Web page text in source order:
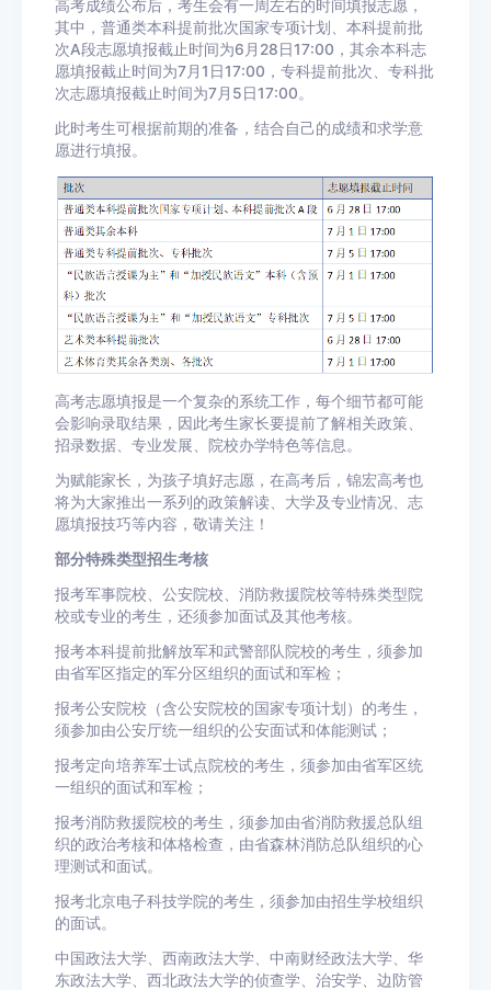
高考成绩公布后，考生会有一周左右的时间填报志愿，
其中，普通类本科提前批次国家专项计划、本科提前批
次A段志愿填报截止时间为6月28日17:00，其余本科志
愿填报截止时间为7月1日17:00，专科提前批次、专科批
次志愿填报截止时间为7月5日17:00。
此时考生可根据前期的准备，结合自己的成绩和求学意
愿进行填报。
高考志愿填报是一个复杂的系统工作，每个细节都可能
会影响录取结果，因此考生家长要提前了解相关政策、
招录数据、专业发展、院校办学特色等信息。
为赋能家长，为孩子填好志愿，在高考后，锦宏高考也
将为大家推出一系列的政策解读、大学及专业情况、志
愿填报技巧等内容，敬请关注！
部分特殊类型招生考核
报考军事院校、公安院校、消防救援院校等特殊类型院
校或专业的考生，还须参加面试及其他考核。
报考本科提前批解放军和武警部队院校的考生，须参加
由省军区指定的军分区组织的面试和军检；
报考公安院校（含公安院校的国家专项计划）的考生，
须参加由公安厅统一组织的公安面试和体能测试；
报考定向培养军士试点院校的考生，须参加由省军区统
一组织的面试和军检；
报考消防救援院校的考生，须参加由省消防救援总队组
织的政治考核和体格检查，由省森林消防总队组织的心
理测试和面试。
报考北京电子科技学院的考生，须参加由招生学校组织
的面试。
中国政法大学、西南政法大学、中南财经政法大学、华
东政法大学、西北政法大学的侦查学、治安学、边防管